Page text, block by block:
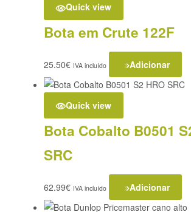
Quick view
Bota em Crute 122F
25.50€ IVA incluído Adicionar
Quick view
Bota Cobalto B0501
SRC
62.99€ IVA incluído Adicionar